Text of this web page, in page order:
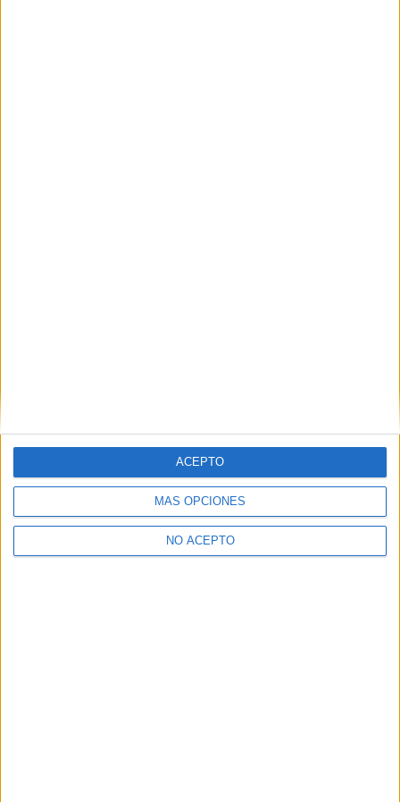
MÁS OPCIONES
NO ACEPTO
ACEPTO
Y como regalo de agradecimiento, por registrarte te daremos
gratis una copia de nuestro ebook con 100 consejos para tu
primer año de universidad